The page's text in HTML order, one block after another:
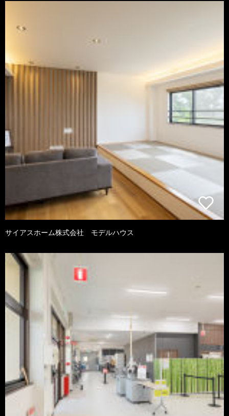
サイアスホーム株式会社 モデルハウス